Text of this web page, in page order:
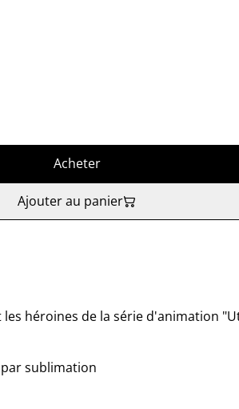
Acheter
Ajouter au panier
héroines de la série d'animation
sublimation